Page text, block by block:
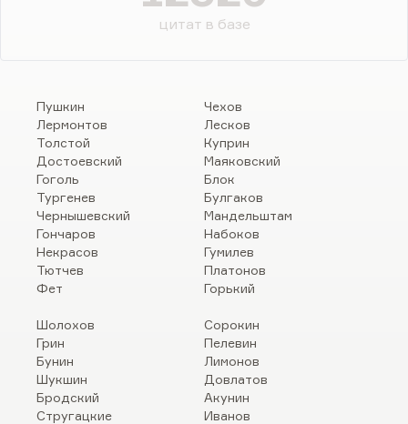
цитат в базе
Пушкин
Лермонтов
Толстой
Достоевский
Гоголь
Тургенев
Чернышевский
Гончаров
Некрасов
Тютчев
Фет
Чехов
Лесков
Куприн
Маяковский
Блок
Булгаков
Мандельштам
Набоков
Гумилев
Платонов
Горький
Шолохов
Грин
Бунин
Шукшин
Бродский
Стругацкие
Сорокин
Пелевин
Лимонов
Довлатов
Акунин
Иванов